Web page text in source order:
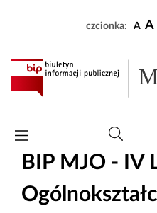
czcionka: A A
BIP MJO - IV